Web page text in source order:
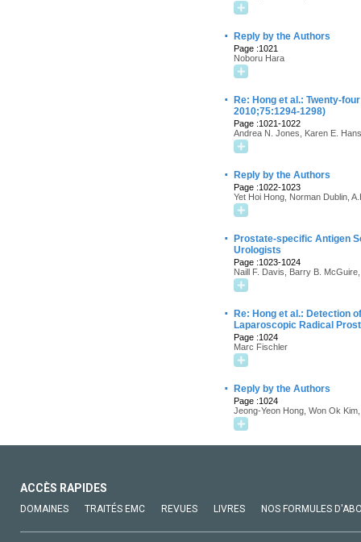
· Reply by the Authors
Page :1021
Noboru Hara
·
Re: Hong et al.: Twenty-
2010;75:1294-1298)
Page :1021-1022
Andrea N. Jones, Karen E.
· Reply by the Authors
Page :1022-1023
Yet Hoi Hong, Norman Dublin,
·
Prostate-specific Antigen
Urologists
Page :1023-1024
Naill F. Davis, Barry B.
·
Re: Hong et al.: Detection
Laparoscopic Radical
Page :1024
Marc Fischler
· Reply by the Authors
Page :1024
Jeong-Yeon Hong, Won Ok
ACCÈS RAPIDES
DOMAINES TRAITÉS EMC REVUES LIVRES NOS FORMULES